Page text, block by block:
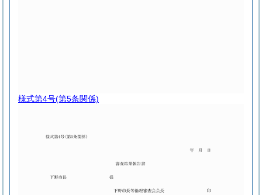
様式第4号(第5条関係)